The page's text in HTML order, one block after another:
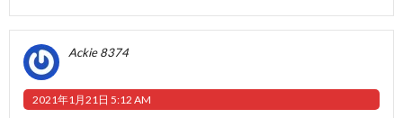
Ackie 8374
2021年1月21日 5:12 AM